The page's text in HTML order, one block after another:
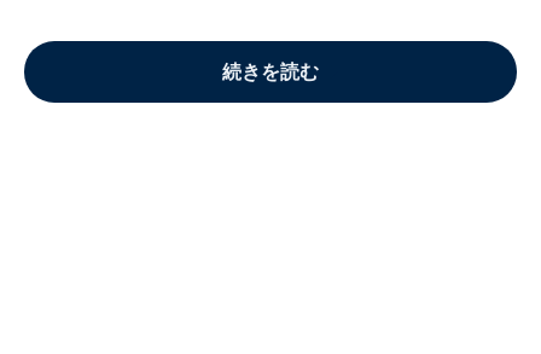
続きを読む